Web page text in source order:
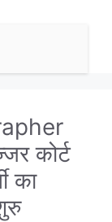
कोर्ट
का